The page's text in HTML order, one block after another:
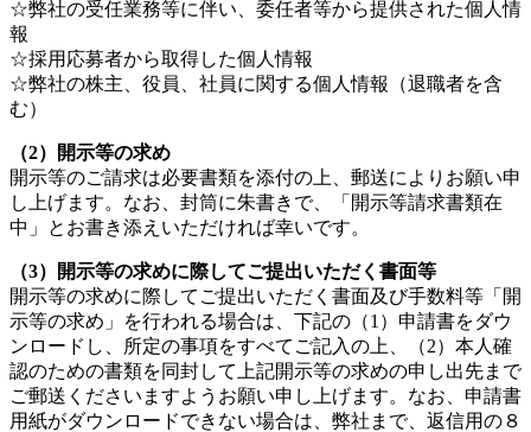
☆弊社の受任業務等に伴い、委任者等から提供された個人情
報
☆採用応募者から取得した個人情報
☆弊社の株主、役員、社員に関する個人情報（退職者を含
む）
（2）開示等の求め
開示等のご請求は必要書類を添付の上、郵送によりお願い申
し上げます。なお、封筒に朱書きで、「開示等請求書類在
中」とお書き添えいただければ幸いです。
（3）開示等の求めに際してご提出いただく書面等
開示等の求めに際してご提出いただく書面及び手数料等「開
示等の求め」を行われる場合は、下記の（1）申請書をダウ
ンロードし、所定の事項をすべてご記入の上、（2）本人確
認のための書類を同封して上記開示等の求めの申し出先まで
ご郵送くださいますようお願い申し上げます。なお、申請書
用紙がダウンロードできない場合は、弊社まで、返信用の８